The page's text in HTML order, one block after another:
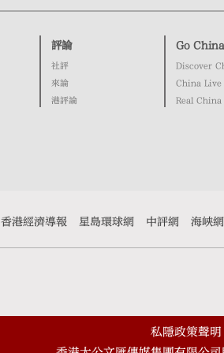
評論
社評
來論
港評論
Go China
Discover
China Live
Real China
香港經濟導報 星島環球網 中評網 海峽網
私隱政策聲明